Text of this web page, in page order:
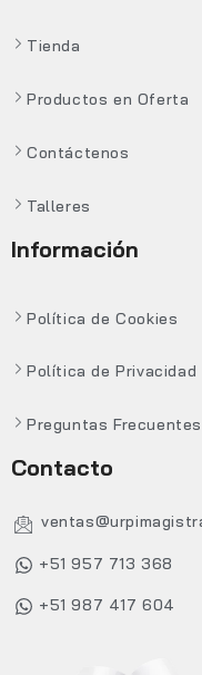
Tienda
Productos en Oferta
Contáctenos
Talleres
Información
Política de Cookies
Política de Privacidad
Preguntas Frecuentes
Contacto
+51 957 713 368
+51 987 417 604